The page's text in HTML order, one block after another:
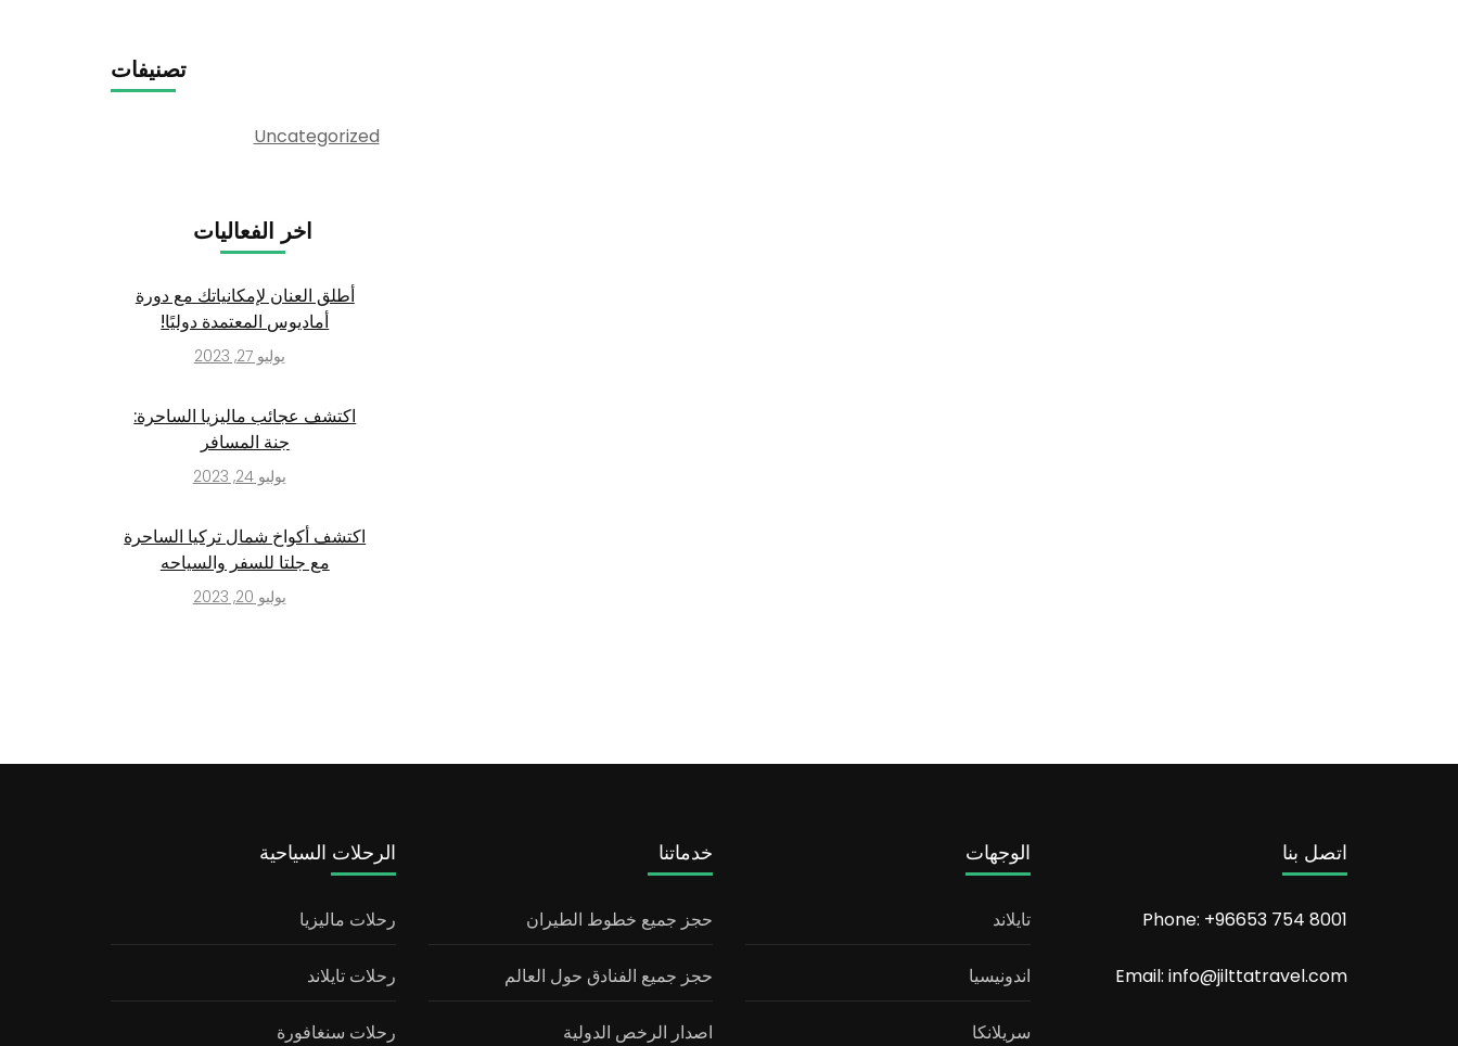
تصنيفات
Uncategorized
اخر الفعاليات
أطلق العنان لإمكانياتك مع دورة
أماديوس المعتمدة دوليًا!
يوليو 27, 2023
اكتشف عجائب ماليزيا الساحرة:
جنة المسافر
يوليو 24, 2023
اكتشف أكواخ شمال تركيا الساحرة
مع جلتا للسفر والسياحه
يوليو 20, 2023
اتصل بنا
Phone: +96653 754 8001
Email: info@jilttatravel.com
الوجهات
تايلاند
اندونيسيا
سريلانكا
خدماتنا
حجز جميع خطوط الطيران
حجز جميع الفنادق حول العالم
اصدار الرخص الدولية
الرحلات السياحية
رحلات ماليزيا
رحلات تايلاند
رحلات سنغافورة